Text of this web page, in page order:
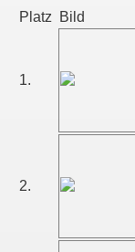
Platz Bild
1.
2.